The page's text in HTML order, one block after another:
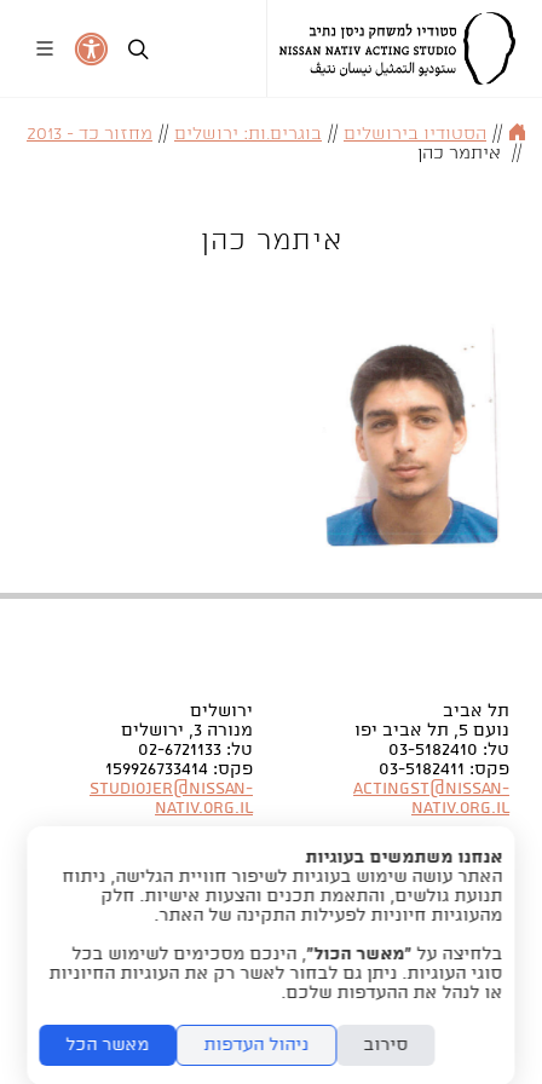
// הסטודיו בירושלים // בוגרים.ות: ירושלים // מחזור כד - 2013
// איתמר כהן
איתמר כהן
תל אביב
נועם 5, תל אביב יפו
טל: 03-5182410
פקס: 03-5182411
Actingst@nissan-
nativ.org.il
ירושלים
מנורה 3, ירושלים
טל: 02-6721133
פקס: 159926733414
Studiojer@nissan-
nativ.org.il
אנחנו משתמשים בעוגיות
האתר עושה שימוש בעוגיות לשיפור חוויית הגלישה, ניתוח
תנועת גולשים, והתאמת תכנים והצעות אישיות. חלק
מהעוגיות חיוניות לפעילות התקינה של האתר.
בלחיצה על “מאשר הכול”, הינכם מסכימים לשימוש בכל
סוגי העוגיות. ניתן גם לבחור לאשר רק את העוגיות החיוניות
או לנהל את ההעדפות שלכם.
סירוב ניהול העדפות מאשר הכל